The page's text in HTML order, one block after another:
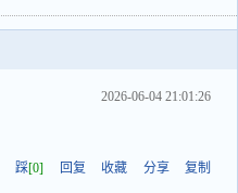
2026-06-04 21:01:26
踩[0] 回复 收藏 分享 复制